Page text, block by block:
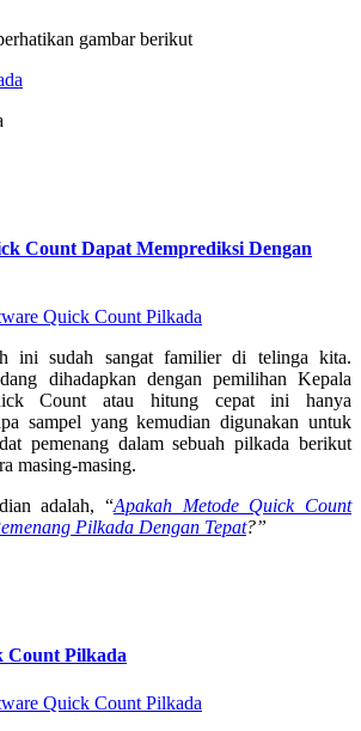
gambar berikut
Count Dapat Memprediksi Dengan
Quick Count Pilkada
ini sudah sangat familier di telinga kita.
dihadapkan dengan pemilihan Kepala
Count atau hitung cepat ini hanya
sampel yang kemudian digunakan untuk
pemenang dalam sebuah pilkada berikut
masing-masing.
adalah, “Apakah Metode Quick Count
Pilkada Dengan Tepat?”
Count Pilkada
Quick Count Pilkada